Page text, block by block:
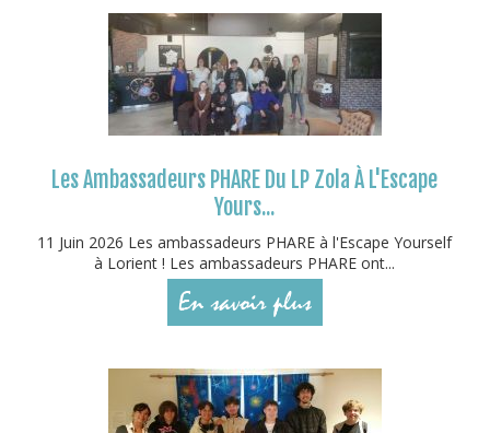
Les Ambassadeurs PHARE Du LP Zola À L'Escape
Yours...
11 Juin 2026 Les ambassadeurs PHARE à l'Escape Yourself
à Lorient ! Les ambassadeurs PHARE ont...
En savoir plus